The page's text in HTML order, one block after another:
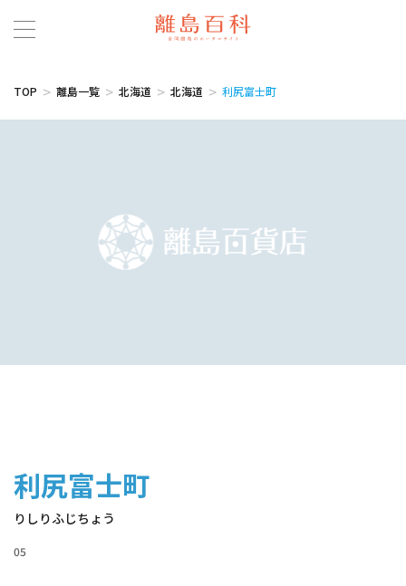
TOP 離島一覧 北海道 北海道 利尻富士町
利尻富士町
りしりふじちょう
05